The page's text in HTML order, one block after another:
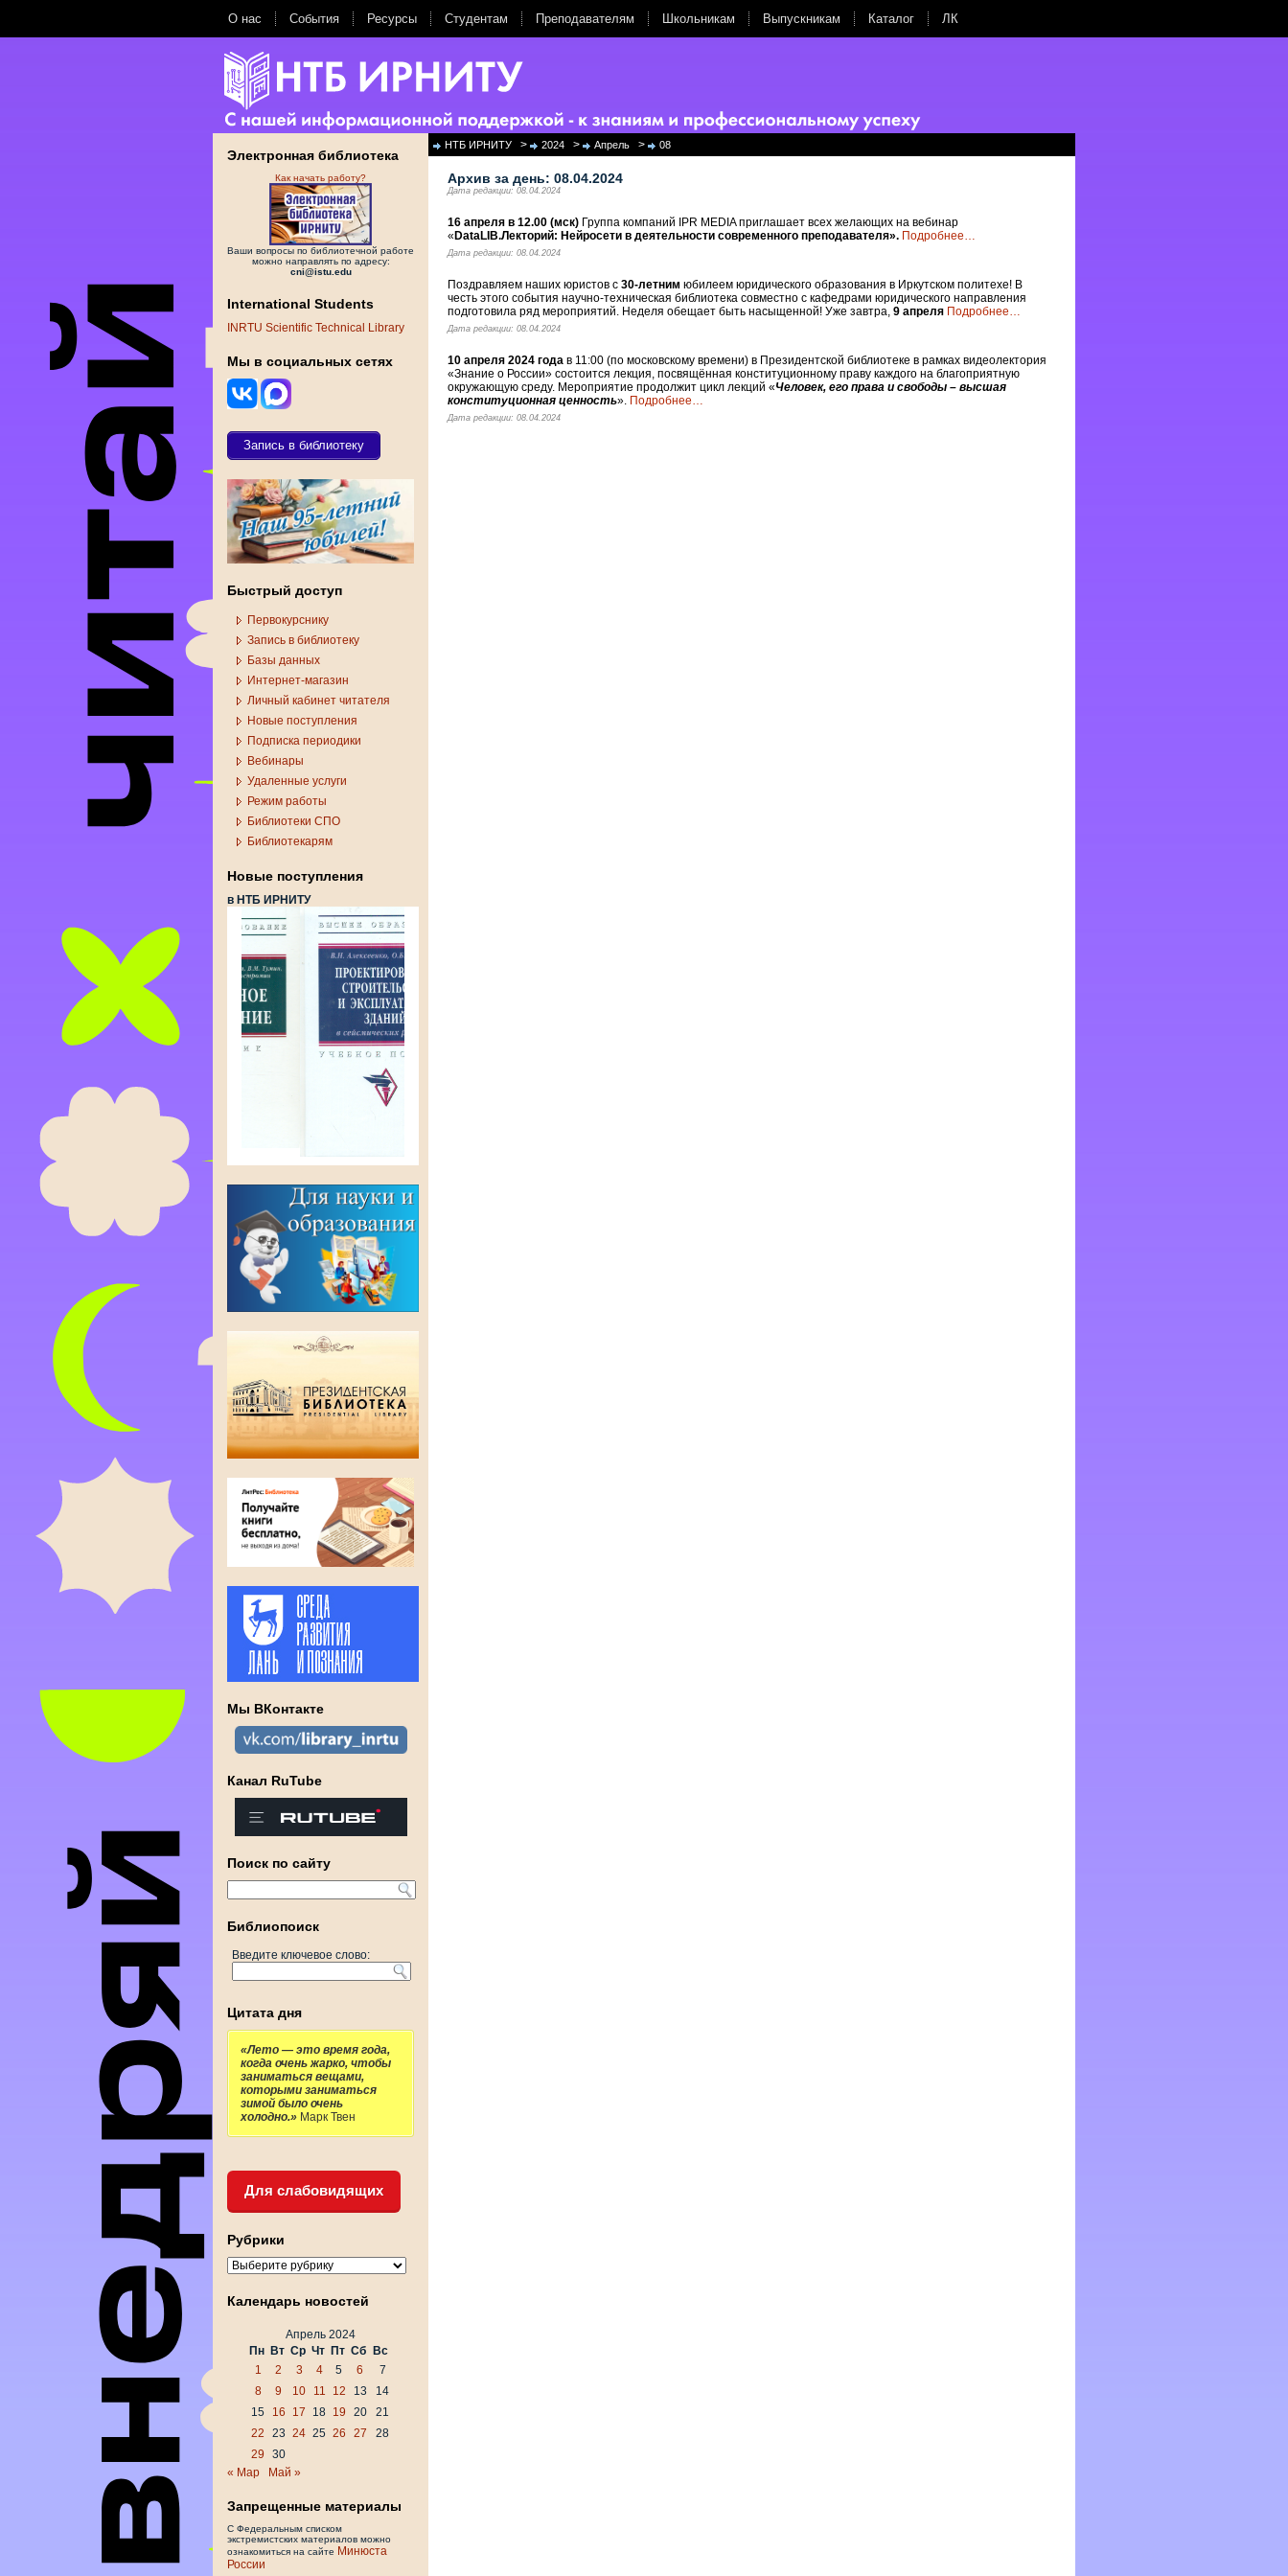
О нас События Ресурсы Студентам Преподавателям Школьникам Выпускникам Каталог ЛК
Электронная библиотека
Как начать работу?
Ваши вопросы по библиотечной работе
можно направлять по адресу:
cni@istu.edu
International Students
INRTU Scientific Technical Library
Мы в социальных сетях
Запись в библиотеку
Быстрый доступ
Первокурснику
Запись в библиотеку
Базы данных
Интернет-магазин
Личный кабинет читателя
Новые поступления
Подписка периодики
Вебинары
Удаленные услуги
Режим работы
Библиотеки СПО
Библиотекарям
Новые поступления
в НТБ ИРНИТУ
Мы ВКонтакте
Канал RuTube
Поиск по сайту
Библиопоиск
Введите ключевое слово:
Цитата дня
«Лето — это время года,
когда очень жарко, чтобы
заниматься вещами,
которыми заниматься
зимой было очень
холодно.» Марк Твен
Для слабовидящих
Рубрики
Рубрики
Календарь новостей
Апрель 2024
Пн Вт Ср Чт Пт Сб
Вс
1
2 3 4 5 6
7
8
9 10 11 12 13
14
15
16 17 18 19 20
21
22
23 24 25 26 27
28
29
30
« Мар
Май »
Запрещенные материалы
С Федеральным списком
экстремистских материалов можно
ознакомиться на сайте Минюста
России
НТБ ИРНИТУ > 2024 > Апрель > 08
Архив за день: 08.04.2024
Дата редакции: 08.04.2024
16 апреля в 12.00 (мск) Группа компаний IPR MEDIA приглашает всех желающих на вебинар
« DataLIB.Лекторий: Нейросети в деятельности современного преподавателя». Подробнее…
Дата редакции: 08.04.2024
Поздравляем наших юристов с 30-летним юбилеем юридического образования в Иркутском политехе! В
честь этого события научно-техническая библиотека совместно с кафедрами юридического направления
подготовила ряд мероприятий. Неделя обещает быть насыщенной! Уже завтра, 9 апреля Подробнее…
Дата редакции: 08.04.2024
10 апреля 2024 года в 11:00 (по московскому времени) в Президентской библиотеке в рамках видеолектория
«Знание о России» состоится лекция, посвящённая конституционному праву каждого на благоприятную
окружающую среду. Мероприятие продолжит цикл лекций «Человек, его права и свободы – высшая
конституционная ценность». Подробнее…
Дата редакции: 08.04.2024